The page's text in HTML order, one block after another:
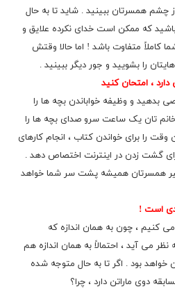
چشم همسرتان ببینید . شاید تا به حال
که ممکن است خدای نکرده علایق و
کاملاً متفاوت باشد ! اما حالا وقتش
را بشویید و جور دیگر ببینید .
بدهید و وظیفه خواباندن بچه ها را
خانم تان یک ساعت سرو صدای بچه ها را
را برای خواندن کتاب ، انجام کارهای
گشت زدن در اینترنت اختصاص دهد .
همسرتان همیشه پشت سر شما خواهد
کنیم ، چون به همان اندازه که
نظر می آید ، احتمالاً به همان اندازه هم
خواهد بود . اگر تا به حال متوجه شده
دوی ماراتن دارد ، چرا؟